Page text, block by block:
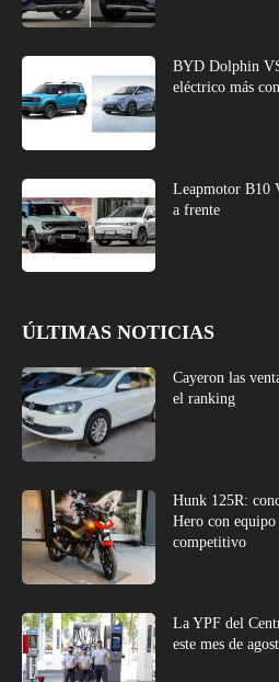
BYD Dolphin
eléctrico más
Leapmotor B10
a frente
ÚLTIMAS NOTICIAS
Cayeron las
el ranking
Hunk 125R:
Hero con
competitivo
La YPF del
este mes de